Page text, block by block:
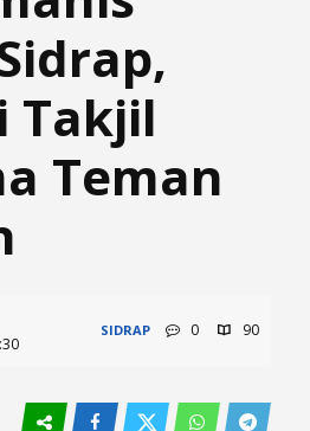
Takjil
Teman
SIDRAP 0 90